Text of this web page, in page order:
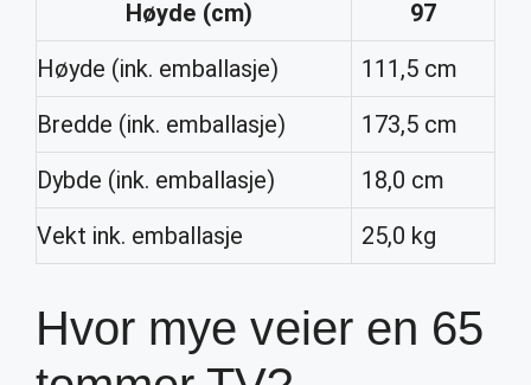
Høyde (cm)
97
Høyde (ink. emballasje)
111,5 cm
Bredde (ink. emballasje)
173,5 cm
Dybde (ink. emballasje)
18,0 cm
Vekt ink. emballasje
25,0 kg
Hvor mye veier en 65